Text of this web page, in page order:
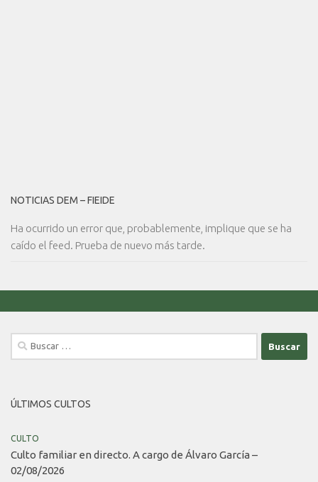
NOTICIAS DEM – FIEIDE
Ha ocurrido un error que, probablemente, implique que se ha
caído el feed. Prueba de nuevo más tarde.
Buscar:
ÚLTIMOS CULTOS
CULTO
Culto familiar en directo. A cargo de Álvaro García –
02/08/2026